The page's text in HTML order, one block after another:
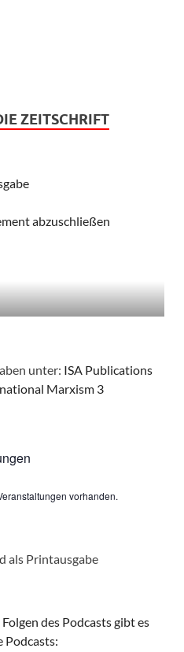
ZEITSCHRIFT
abzuschließen
unter: ISA Publications
Marxism 3
vorhanden.
als Printausgabe
des Podcasts gibt es
Podcasts: